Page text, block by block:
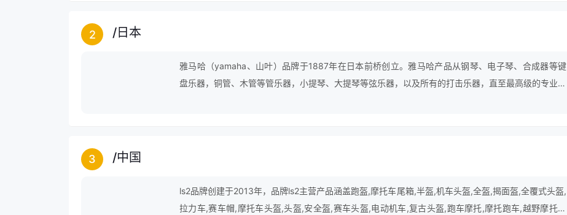
2 / 日本
雅马哈（yamaha、山叶）品牌于1887年在日本前桥创立。雅马哈产品从钢琴、电子琴、合成器等键
盘乐器，铜管、木管等管乐器，小提琴、大提琴等弦乐器，以及所有的打击乐器，直至最高级的专业音
3 /中国
ls2品牌创建于2013年，品牌ls2主营产品涵盖跑盔,摩托车尾箱,半盔,机车头盔,全盔,揭面盔,全覆式头盔,
拉力车,赛车帽,摩托车头盔,头盔,安全盔,赛车头盔,电动机车,复古头盔,跑车摩托,摩托跑车,越野摩托头